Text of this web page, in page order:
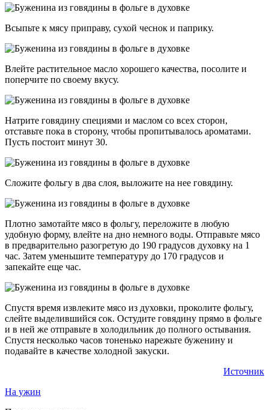
Всыпьте к мясу приправу, сухой чеснок и паприку.
Влейте растительное масло хорошего качества, посолите и
поперчите по своему вкусу.
Натрите говядину специями и маслом со всех сторон,
отставьте пока в сторону, чтобы пропитывалось ароматами.
Пусть постоит минут 30.
Сложите фольгу в два слоя, выложите на нее говядину.
Плотно замотайте мясо в фольгу, переложите в любую
удобную форму, влейте на дно немного воды. Отправьте мясо
в предварительно разогретую до 190 градусов духовку на 1
час. Затем уменьшите температуру до 170 градусов и
запекайте еще час.
Спустя время извлеките мясо из духовки, проколите фольгу,
слейте выделившийся сок. Остудите говядину прямо в фольге
и в ней же отправьте в холодильник до полного остывания.
Спустя несколько часов тоненько нарежьте буженину и
подавайте в качестве холодной закуски.
Источник
На ужин